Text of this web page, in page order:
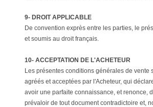
9- DROIT APPLICABLE
De convention exprès entre les parties, le
et soumis au droit français.
10- ACCEPTATION DE L'ACHETEUR
Les présentes conditions générales de vente
agréés et acceptées par l'Acheteur, qui
avoir une parfaite connaissance, et renonce,
prévaloir de tout document contradictoire et,